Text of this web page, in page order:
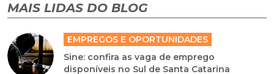
MAIS LIDAS DO BLOG
EMPREGOS E OPORTUNIDADES
Sine: confira as vaga de emprego
disponíveis no Sul de Santa Catarina